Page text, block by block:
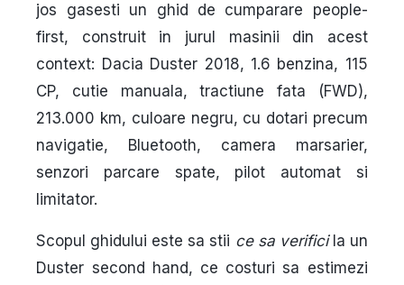
jos gasesti un ghid de cumparare people-
first, construit in jurul masinii din acest
context: Dacia Duster 2018, 1.6 benzina, 115
CP, cutie manuala, tractiune fata (FWD),
213.000 km, culoare negru, cu dotari precum
navigatie, Bluetooth, camera marsarier,
senzori parcare spate, pilot automat si
limitator.
Scopul ghidului este sa stii ce sa verificila un
Duster second hand, ce costuri sa estimezi